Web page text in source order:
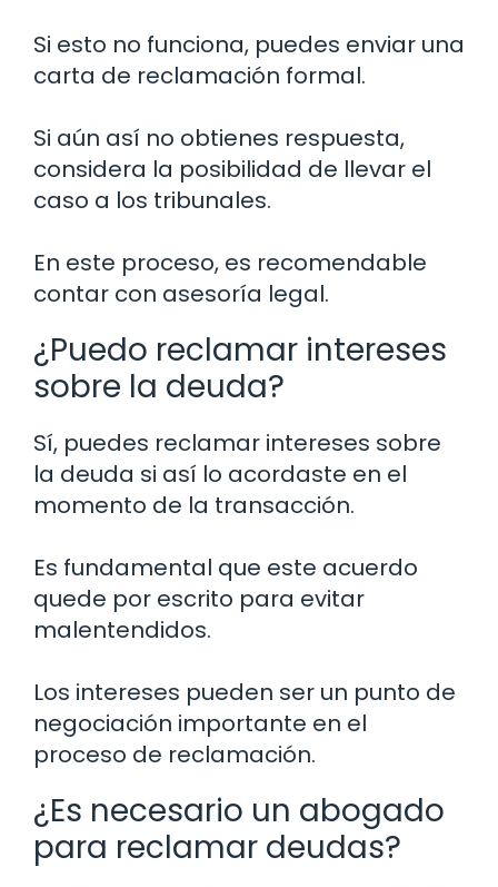
Si esto no funciona, puedes enviar una
carta de reclamación formal.
Si aún así no obtienes respuesta,
considera la posibilidad de llevar el
caso a los tribunales.
En este proceso, es recomendable
contar con asesoría legal.
¿Puedo reclamar intereses
sobre la deuda?
Sí, puedes reclamar intereses sobre
la deuda si así lo acordaste en el
momento de la transacción.
Es fundamental que este acuerdo
quede por escrito para evitar
malentendidos.
Los intereses pueden ser un punto de
negociación importante en el
proceso de reclamación.
¿Es necesario un abogado
para reclamar deudas?